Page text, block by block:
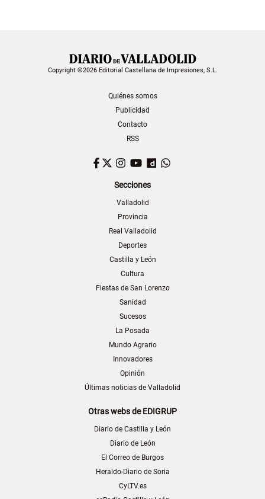
Copyright ©2026 Editorial Castellana de Impresiones, S.L.
Quiénes somos
Publicidad
Contacto
RSS
Facebook
TwitterInstagram
YouTubeDailymotion
Secciones
Valladolid
Provincia
Real Valladolid
Deportes
Castilla y León
Cultura
Fiestas de San Lorenzo
Sanidad
Sucesos
La Posada
Mundo Agrario
Innovadores
Opinión
Últimas noticias de Valladolid
Otras webs de EDIGRUP
Diario de Castilla y León
Diario de León
El Correo de Burgos
Heraldo-Diario de Soria
CyLTV.es